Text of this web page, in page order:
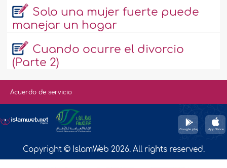
Solo una mujer fuerte puede
manejar un hogar
Cuando ocurre el divorcio
(Parte 2)
Acuerdo de servicio
Copyright © IslamWeb 2026. All rights reserved.